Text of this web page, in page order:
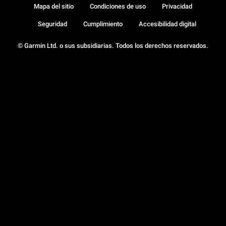
© Garmin Ltd. o sus subsidiarias. Todos los derechos reservados.
Mapa del sitio Condiciones de uso Privacidad
Seguridad Cumplimiento Accesibilidad digital